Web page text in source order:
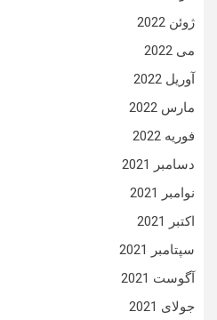
ژوئن 2022
می 2022
آوریل 2022
مارس 2022
فوریه 2022
دسامبر 2021
نوامبر 2021
اکتبر 2021
سپتامبر 2021
آگوست 2021
جولای 2021